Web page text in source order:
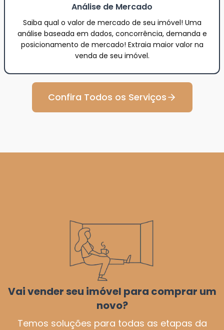
Análise de Mercado
Saiba qual o valor de mercado de seu imóvel! Uma
análise baseada em dados, concorrência, demanda e
posicionamento de mercado! Extraia maior valor na
venda de seu imóvel.
Confira Todos os Serviços
Vai vender seu imóvel para comprar um
novo?
Temos soluções para todas as etapas da